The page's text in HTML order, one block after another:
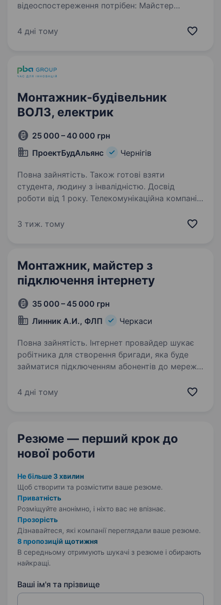
відеоспостереження потрібен: Майстер
відеоспостереження Вимоги: Вік: 18+ Права
4 дні тому
Монтажник-будівельник
ВОЛЗ, електрик
25 000 – 40 000 грн
ПроектБудАльянс
Чернігів
Повна зайнятість. Також готові взяти
студента, людину з інвалідністю. Досвід
роботи від 1 року. Телекомунікаційна компанія,
монтажника-будівельника із підключення
3 тиж. тому
Монтажник, майстер з
підключення інтернету
35 000 – 45 000 грн
Линник А.И., ФЛП
Черкаси
Повна зайнятість. Інтернет провайдер шукає
робітника для створення бригади, яка буде
займатися підключенням абонентів до мережі
Освіта — середньо-спеціальна, вища,
4 дні тому
Резюме — перший крок до
нової роботи
Не більше 3 хвилин
Щоб створити та розмістити ваше резюме.
Приватність
Розміщуйте анонімно, і ніхто вас не впізнає.
Прозорість
Дізнавайтеся, які компанії переглядали ваше резюме.
8 пропозицій щотижня
В середньому отримують шукачі з резюме і обирають
найкращі.
Ваші ім'я та прізвище